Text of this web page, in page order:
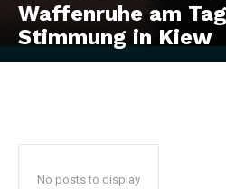
Waffenruhe am
Stimmung in Kiew
No posts to display